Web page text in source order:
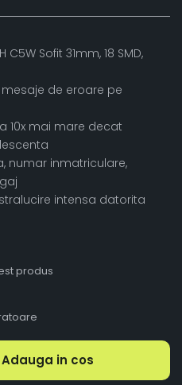
C5W Sofit 31mm, 18 SMD,
de eroare pe
10x mai mare decat
numar inmatriculare,
intensa datorita
produs
Adauga in cos